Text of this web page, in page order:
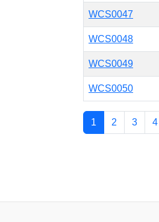
WCS0047
WCS0048
WCS0049
WCS0050
1 2 3 4